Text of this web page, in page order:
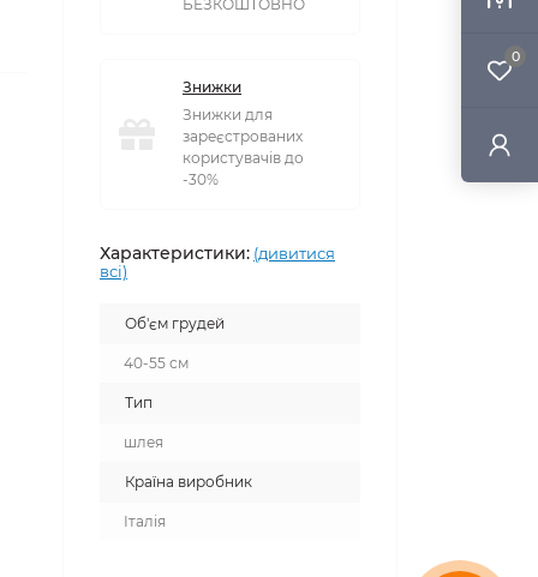
0
БЕЗКОШТОВНО
Знижки
Знижки для
зареєстрованих
користувачів до
-30%
Характеристики: (дивитися
всі)
Об'єм грудей
40-55 см
Тип
шлея
Країна виробник
Італія